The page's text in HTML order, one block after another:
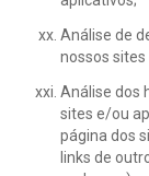
Análise de
nossos
Análise dos
sites e/ou
página dos
links de